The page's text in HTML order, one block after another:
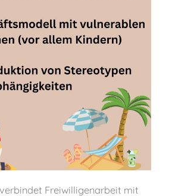
verbindet Freiwilligenarbeit mit